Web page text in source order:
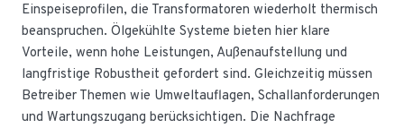
Einspeiseprofilen, die Transformatoren wiederholt thermisch
beanspruchen. Ölgekühlte Systeme bieten hier klare
Vorteile, wenn hohe Leistungen, Außenaufstellung und
langfristige Robustheit gefordert sind. Gleichzeitig müssen
Betreiber Themen wie Umweltauflagen, Schallanforderungen
und Wartungszugang berücksichtigen. Die Nachfrage